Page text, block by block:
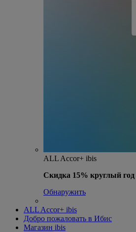
ALL Accor+ ibis
Скидка 15% круглый год
Обнаружить
ALL Accor+ ibis
Добро пожаловать в Ибис
Магазин ibis